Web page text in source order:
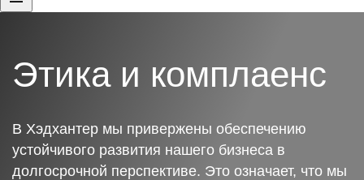
Этика и комплаенс
В Хэдхантер мы привержены обеспечению
устойчивого развития нашего бизнеса в
долгосрочной перспективе. Это означает, что мы